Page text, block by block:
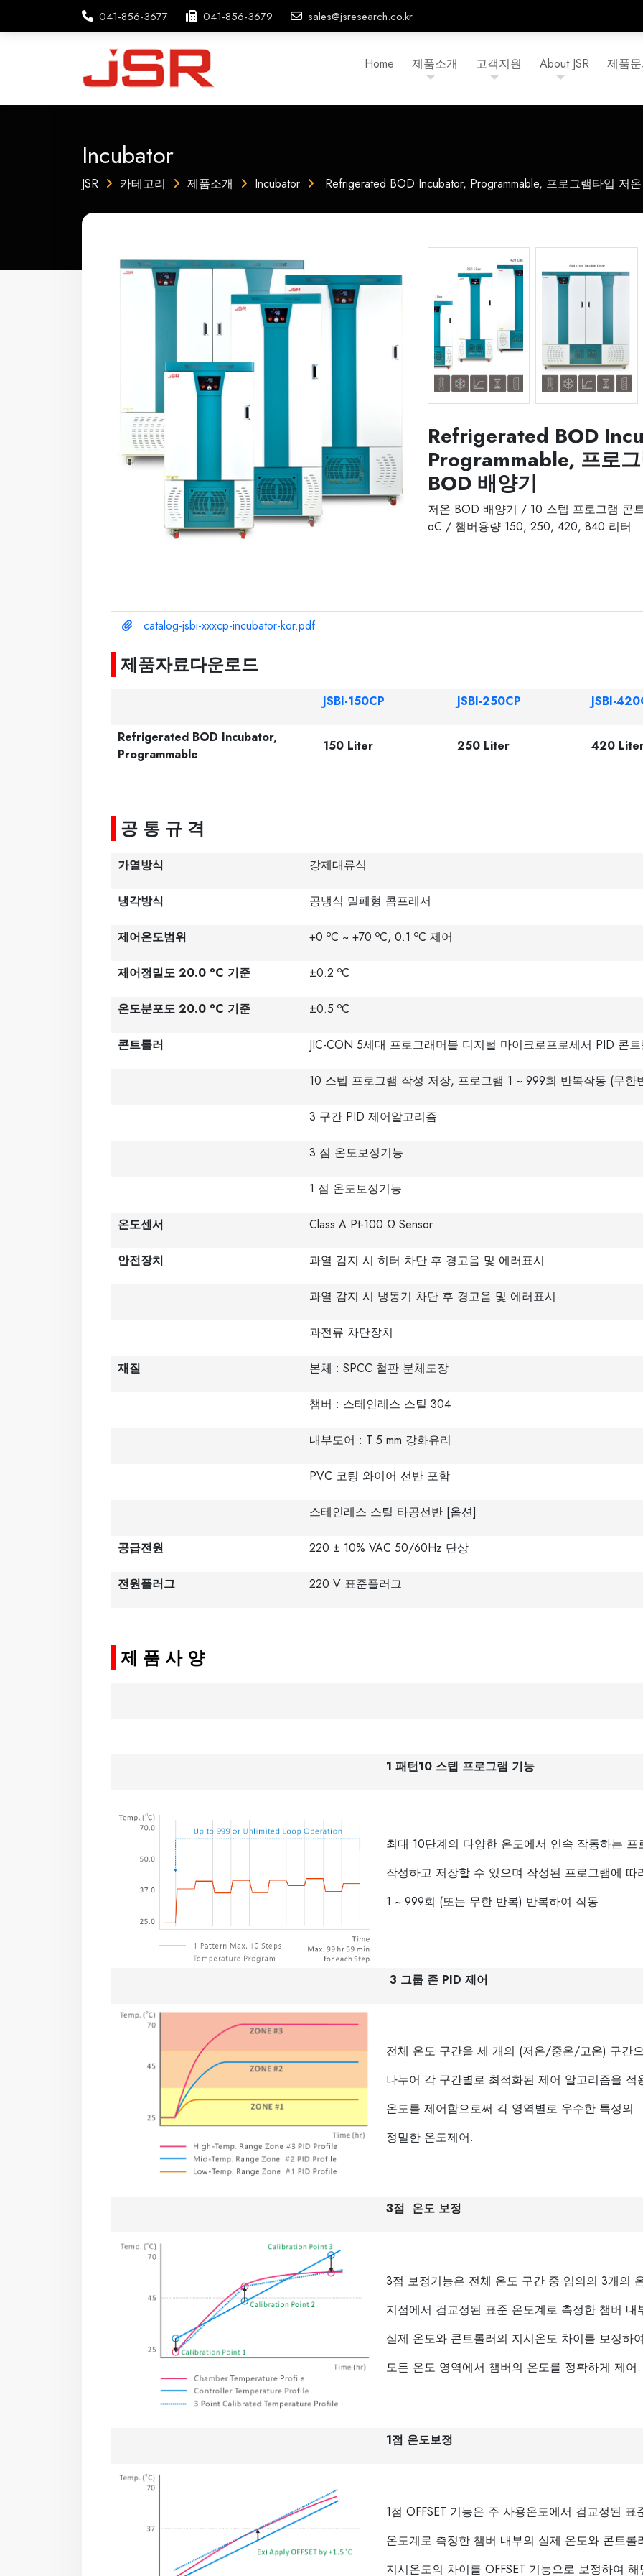
041-856-3677 041-856-3679 sales@jsresearch.co.kr
Home 제품소개 고객지원 About JSR 제품
Incubator
JSR 카테고리 제품소개 Incubator Refrigerated BOD Incubator, Programmable, 프로그램타입 저
jsbi-xxxc-02-1.jpg jsbi-xxxc-03-1.jpg
Refrigerated BOD
Programmable, 프로
BOD 배양기
저온 BOD 배양기 / 10 스텝 프로그램 콘
oC / 챔버용량 150, 250, 420, 840 리터
catalog-jsbi-xxxcp-incubator-kor.pdf
제품자료다운로드
JSBI-150CP JSBI-250CP JSBI-
Refrigerated BOD Incubator,
Programmable
150 Liter 250 Liter 420
공 통 규 격
가열방식 강제대류식
냉각방식 공냉식 밀페형 콤프레서
제어온도범위 +0 oC ~ +70 oC, 0.1 oC 제어
제어정밀도 20.0 oC 기준 ±0.2 oC
온도분포도 20.0 oC 기준 ±0.5 oC
콘트롤러 JIC-CON 5세대 프로그래머블 디지털 마이크로프로세서 PID 콘트
10 스텝 프로그램 작성 저장, 프로그램 1 ~ 999회 반복작동 (무한
3 구간 PID 제어알고리즘
3 점 온도보정기능
1 점 온도보정기능
온도센서 Class A Pt-100 Ω Sensor
안전장치 과열 감지 시 히터 차단 후 경고음 및 에러표시
과열 감지 시 냉동기 차단 후 경고음 및 에러표시
과전류 차단장치
재질 본체 : SPCC 철판 분체도장
챔버 : 스테인레스 스틸 304
내부도어 : T 5 mm 강화유리
PVC 코팅 와이어 선반 포함
스테인레스 스틸 타공선반 [옵션]
공급전원 220 ± 10% VAC 50/60Hz 단상
전원플러그 220 V 표준플러그
제 품 사 양
1 패턴10 스텝 프로그램 기능
최대 10단계의 다양한 온도에서 연속 작동하는 프
작성하고 저장할 수 있으며 작성된 프로그램에 따
1 ~ 999회 (또는 무한 반복) 반복하여 작동
3 그룹 존 PID 제어
전체 온도 구간을 세 개의 (저온/중온/고온) 구간
나누어 각 구간별로 최적화된 제어 알고리즘을 적
온도를 제어함으로써 각 영역별로 우수한 특성의
정밀한 온도제어.
3점 온도 보정
3점 보정기능은 전체 온도 구간 중 임의의 3개의
지점에서 검교정된 표준 온도계로 측정한 챔버 내
실제 온도와 콘트롤러의 지시온도 차이를 보정하여
모든 온도 영역에서 챔버의 온도를 정확하게 제어.
1점 온도보정
1점 OFFSET 기능은 주 사용온도에서 검교정된 표
온도계로 측정한 챔버 내부의 실제 온도와 콘트롤
지시온도의 차이를 OFFSET 기능으로 보정하여 해